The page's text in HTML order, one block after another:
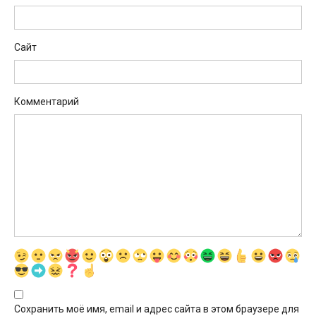
Сайт
Комментарий
Сохранить моё имя, email и адрес сайта в этом браузере для